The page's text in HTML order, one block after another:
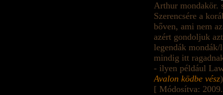
Arthur mondakör.
Szerencsére a
bőven, ami nem
azért gondoljuk
legendák
mindig itt
- ilyen például
Avalon ködbe vész
[ Módosítva: